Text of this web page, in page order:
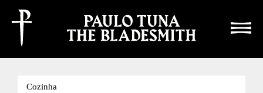
Este site usa cookies para recolha estatística, ao continuar a navegar está a aceitá-lo
fechar